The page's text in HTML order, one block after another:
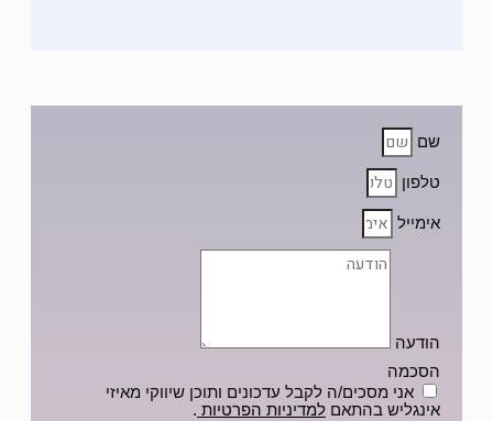
שם
טלפון
אימייל
הודעה
הסכמה
אני מסכים/ה לקבל עדכונים ותוכן שיווקי מאיזי
אינגליש בהתאם למדיניות הפרטיות .